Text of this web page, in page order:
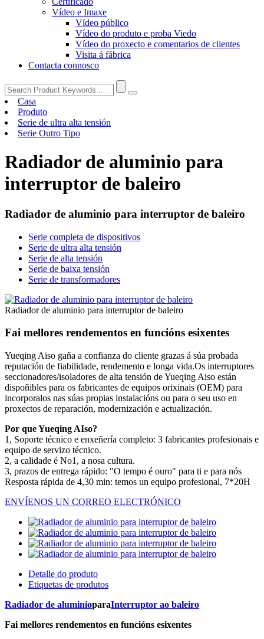
Vídeo e Imaxe
Vídeo público
Vídeo do produto e proba Viedo
Vídeo do proxecto e comentarios de clientes
Visita á fábrica
Contacta connosco
Casa
Produto
Serie de ultra alta tensión
Serie Outro Tipo
Radiador de aluminio para
interruptor de baleiro
Radiador de aluminio para interruptor de baleiro
Serie completa de dispositivos
Serie de ultra alta tensión
Serie de alta tensión
Serie de baixa tensión
Serie de transformadores
Radiador de aluminio para interruptor de baleiro
Fai mellores rendementos en funcións esixentes
Yueqing Aiso gaña a confianza do cliente grazas á súa probada
reputación de fiabilidade, rendemento e longa vida.Os interruptores
seccionadores/isoladores de alta tensión de Yueqing Aiso están
dispoñibles para os fabricantes de equipos orixinais (OEM) para
incorporalos nas súas propias instalacións ou para o seu uso en
proxectos de reparación, modernización e actualización.
Por que Yueqing AIso?
1, Soporte técnico e enxeñería completo: 3 fabricantes profesionais e
equipo de servizo técnico.
2, a calidade é No1, a nosa cultura.
3, prazos de entrega rápido: "O tempo é ouro" para ti e para nós
Resposta rápida de 4,30 min: temos un equipo profesional, 7*20H
ENVÍENOS UN CORREO ELECTRÓNICO
Detalle do produto
Etiquetas de produtos
Radiador de aluminioparaInterruptor ao baleiro
Fai mellores rendementos en funcións esixentes